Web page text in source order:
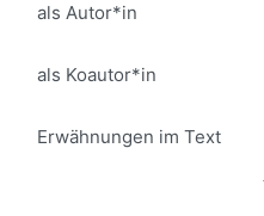
als Autor*in
als Koautor*in
Erwähnungen im Text